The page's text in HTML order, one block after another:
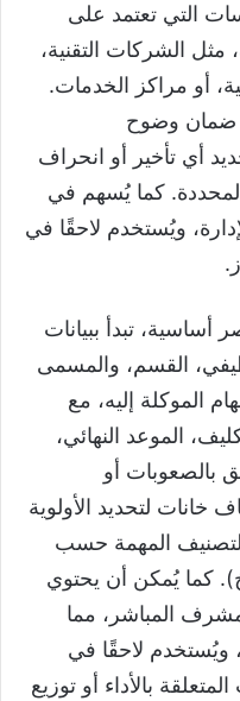
التي تعتمد على
مثل الشركات التقنية،
أو مراكز الخدمات.
ضمان وضوح
أي تأخير أو انحراف
كما يُسهم في
ويُستخدم لاحقًا في
تبدأ ببيانات
القسم، والمسمى
الموكلة إليه، مع
الموعد النهائي،
بالصعوبات أو
خانات لتحديد الأولوية
المهمة حسب
كما يُمكن أن يحتوي
المباشر، مما
ويُستخدم لاحقًا في
بالأداء أو توزيع